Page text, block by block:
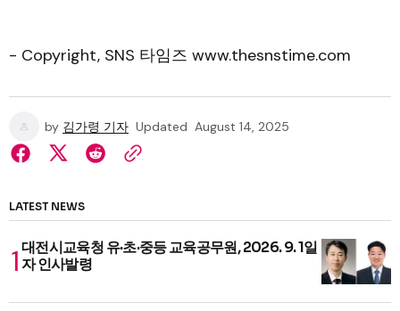
- Copyright, SNS 타임즈 www.thesnstime.com
by 김가령 기자 Updated August 14, 2025
LATEST NEWS
대전시교육청 유·초·중등 교육공무원, 2026. 9. 1일
자 인사발령